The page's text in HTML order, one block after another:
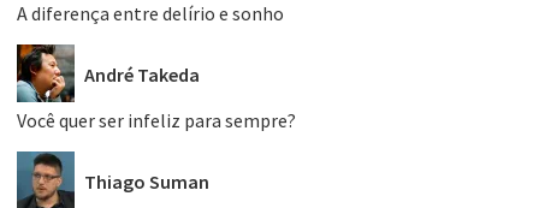
A diferença entre delírio e sonho
André Takeda
Você quer ser infeliz para sempre?
Thiago Suman